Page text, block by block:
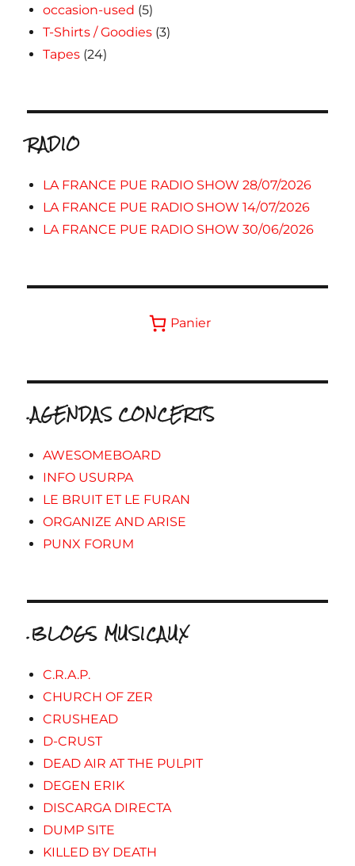
occasion-used (5)
T-Shirts / Goodies (3)
Tapes (24)
RADIO
LA FRANCE PUE RADIO SHOW 28/07/2026
LA FRANCE PUE RADIO SHOW 14/07/2026
LA FRANCE PUE RADIO SHOW 30/06/2026
Panier
.AGENDAS CONCERTS
AWESOMEBOARD
INFO USURPA
LE BRUIT ET LE FURAN
ORGANIZE AND ARISE
PUNX FORUM
.BLOGS MUSICAUX
C.R.A.P.
CHURCH OF ZER
CRUSHEAD
D-CRUST
DEAD AIR AT THE PULPIT
DEGEN ERIK
DISCARGA DIRECTA
DUMP SITE
KILLED BY DEATH